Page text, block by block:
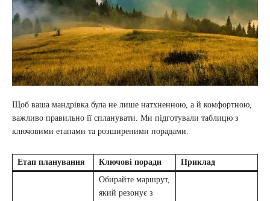
Щоб ваша мандрівка була не лише натхненною, а й комфортною,
важливо правильно її спланувати. Ми підготували таблицю з
ключовими етапами та розширеними порадами.
Етап планування Ключові поради Приклад
Обирайте маршрут,
який резонує з